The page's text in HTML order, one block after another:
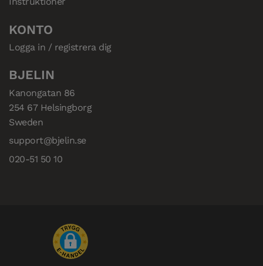
KONTO
Logga in / registrera dig
BJELIN
Kanongatan 86
254 67 Helsingborg
Sweden
support@bjelin.se
020-51 50 10